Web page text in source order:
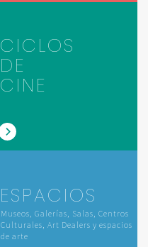
CICLOS
DE
CINE
ESPACIOS
Museos, Galerías, Salas, Centros
Culturales, Art Dealers y espacios
de arte